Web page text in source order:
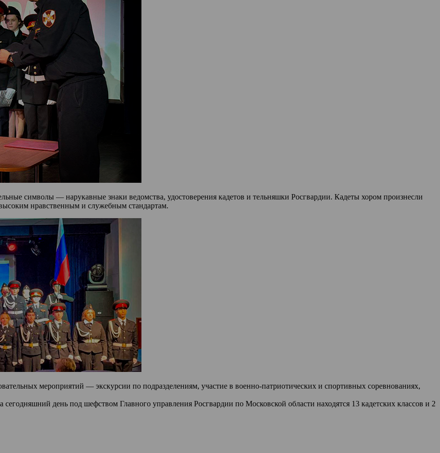
символы — нарукавные знаки ведомства, удостоверения кадетов и тельняшки Росгвардии. Кадеты хором произнесли
нравственным и служебным стандартам.
мероприятий — экскурсии по подразделениям, участие в военно-патриотических и спортивных соревнованиях,
день под шефством Главного управления Росгвардии по Московской области находятся 13 кадетских классов и 2